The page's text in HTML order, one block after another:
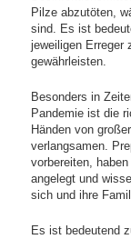
Pilze abzutöten,
sind. Es ist
jeweiligen Erreger
gewährleisten.
Besonders in
Pandemie ist die
Händen von
verlangsamen.
vorbereiten,
angelegt und
sich und ihre
Es ist bedeutend